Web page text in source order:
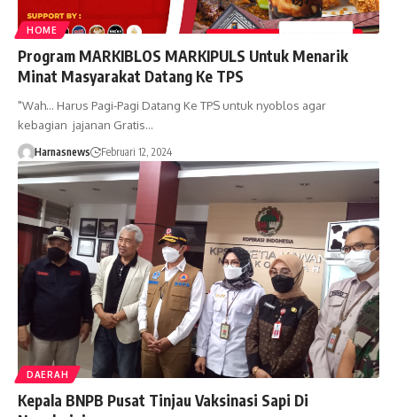
HOME
Program MARKIBLOS MARKIPULS Untuk Menarik
Minat Masyarakat Datang Ke TPS
"Wah... Harus Pagi-Pagi Datang Ke TPS untuk nyoblos agar
kebagian jajanan Gratis…
Harnasnews Februari 12, 2024
DAERAH
Kepala BNPB Pusat Tinjau Vaksinasi Sapi Di